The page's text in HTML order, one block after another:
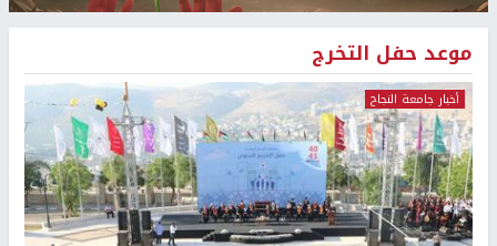
موعد حفل التخرج
أخبار جامعة النجاح